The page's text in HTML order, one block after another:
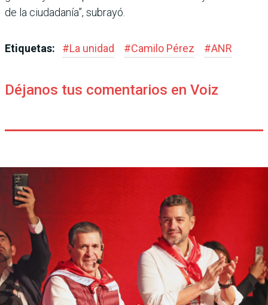
de la ciu­dadanía”, subrayó.
Etiquetas: #La unidad #Camilo Pérez #ANR
Déjanos tus comentarios en Voiz